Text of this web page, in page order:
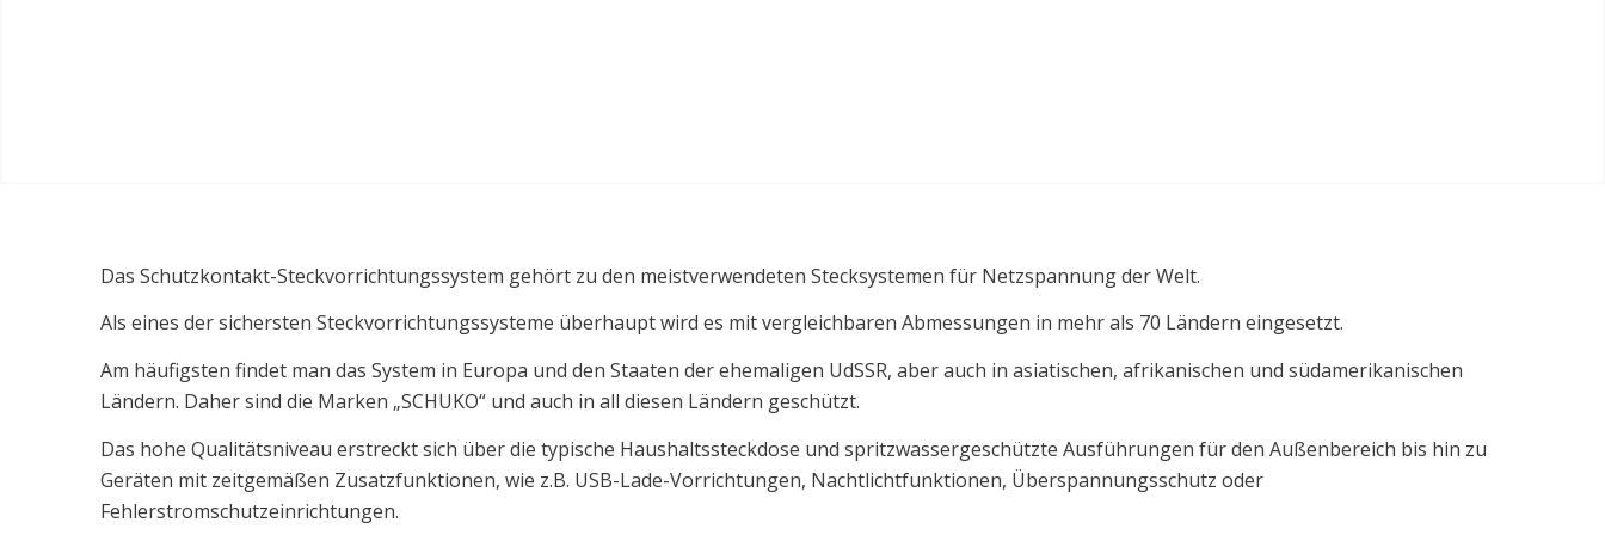
Das Schutzkontakt-Steckvorrichtungssystem gehört zu den meistverwendeten Stecksystemen für Netzspannung der Welt.
Als eines der sichersten Steckvorrichtungssysteme überhaupt wird es mit vergleichbaren Abmessungen in mehr als 70 Ländern eingesetzt.
Am häufigsten findet man das System in Europa und den Staaten der ehemaligen UdSSR, aber auch in asiatischen, afrikanischen und südamerikanischen
Ländern. Daher sind die Marken „SCHUKO“ und auch in all diesen Ländern geschützt.
Das hohe Qualitätsniveau erstreckt sich über die typische Haushaltssteckdose und spritzwassergeschützte Ausführungen für den Außenbereich bis hin zu
Geräten mit zeitgemäßen Zusatzfunktionen, wie z.B. USB-Lade-Vorrichtungen, Nachtlichtfunktionen, Überspannungsschutz oder
Fehlerstromschutzeinrichtungen.